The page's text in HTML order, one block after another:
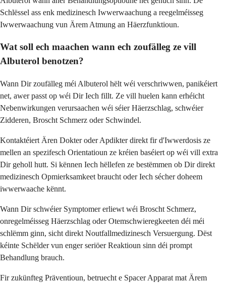
Schlëssel ass enk medizinesch Iwwerwaachung a reegelméisseg
Iwwerwaachung vun Ärem Atmung an Häerzfunktioun.
Wat soll ech maachen wann ech zoufälleg ze vill
Albuterol benotzen?
Wann Dir zoufälleg méi Albuterol hëlt wéi verschriwwen, panikéiert
net, awer passt op wéi Dir Iech fillt. Ze vill huelen kann erhéicht
Nebenwirkungen verursaachen wéi séier Häerzschlag, schwéier
Zidderen, Broscht Schmerz oder Schwindel.
Kontaktéiert Ären Dokter oder Apdikter direkt fir d'Iwwerdosis ze
mellen an spezifesch Orientatioun ze kréien baséiert op wéi vill extra
Dir geholl hutt. Si kënnen Iech hëllefen ze bestëmmen ob Dir direkt
medizinesch Opmierksamkeet braucht oder Iech sécher doheem
iwwerwaache kënnt.
Wann Dir schwéier Symptomer erliewt wéi Broscht Schmerz,
onregelméisseg Häerzschlag oder Otemschwieregkeeten déi méi
schlëmm ginn, sicht direkt Noutfallmedizinesch Versuergung. Dëst
kéinte Schëlder vun enger seriöer Reaktioun sinn déi prompt
Behandlung brauch.
Fir zukünfteg Präventioun, betruecht e Spacer Apparat mat Ärem